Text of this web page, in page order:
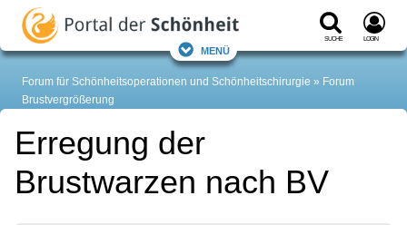
Suche Login
Menü
Forum für Schönheitsoperationen und Schönheitschirurgie
Forum
Brustvergrößerung
Erregung der
Brustwarzen nach BV